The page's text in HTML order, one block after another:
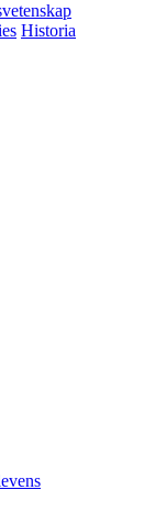
Historia